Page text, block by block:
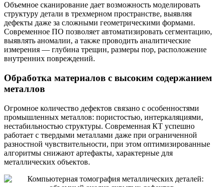
Объемное сканирование дает возможность моделировать
структуру детали в трехмерном пространстве, выявляя
дефекты даже за сложными геометрическими формами.
Современное ПО позволяет автоматизировать сегментацию,
выявлять аномалии, а также проводить аналитические
измерения — глубина трещин, размеры пор, расположение
внутренних повреждений.
Обработка материалов с высоким содержанием
металлов
Огромное количество дефектов связано с особенностями
промышленных металлов: пористостью, интеркаляциями,
нестабильностью структуры. Современная КТ успешно
работает с твердыми металлами даже при ограниченной
разностной чувствительности, при этом оптимизированные
алгоритмы снижают артефакты, характерные для
металлических объектов.